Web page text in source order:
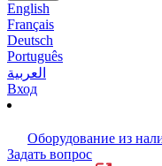
English
Français
Deutsch
Português
العربية
Вход
Оборудование из
Задать вопрос